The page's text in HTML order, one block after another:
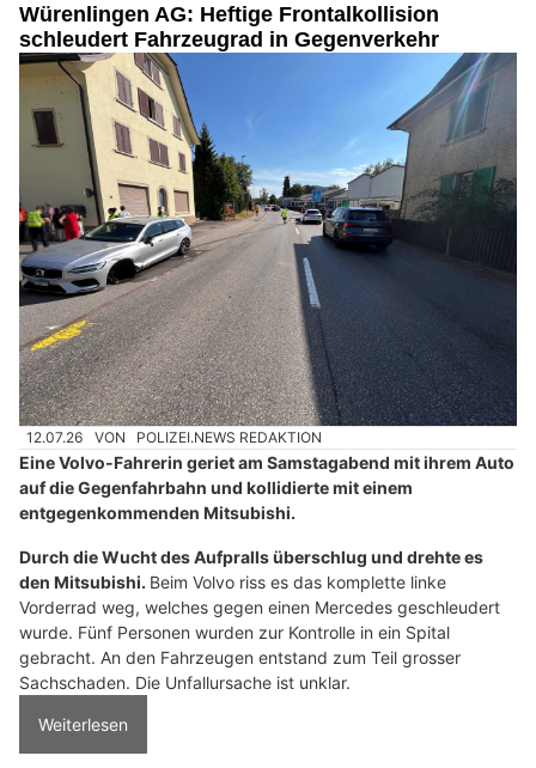
Würenlingen AG: Heftige Frontalkollision
schleudert Fahrzeugrad in Gegenverkehr
12.07.26 VON POLIZEI.NEWS REDAKTION
Eine Volvo-Fahrerin geriet am Samstagabend mit ihrem Auto
auf die Gegenfahrbahn und kollidierte mit einem
entgegenkommenden Mitsubishi.
Durch die Wucht des Aufpralls überschlug und drehte es
den Mitsubishi. Beim Volvo riss es das komplette linke
Vorderrad weg, welches gegen einen Mercedes geschleudert
wurde. Fünf Personen wurden zur Kontrolle in ein Spital
gebracht. An den Fahrzeugen entstand zum Teil grosser
Sachschaden. Die Unfallursache ist unklar.
Weiterlesen